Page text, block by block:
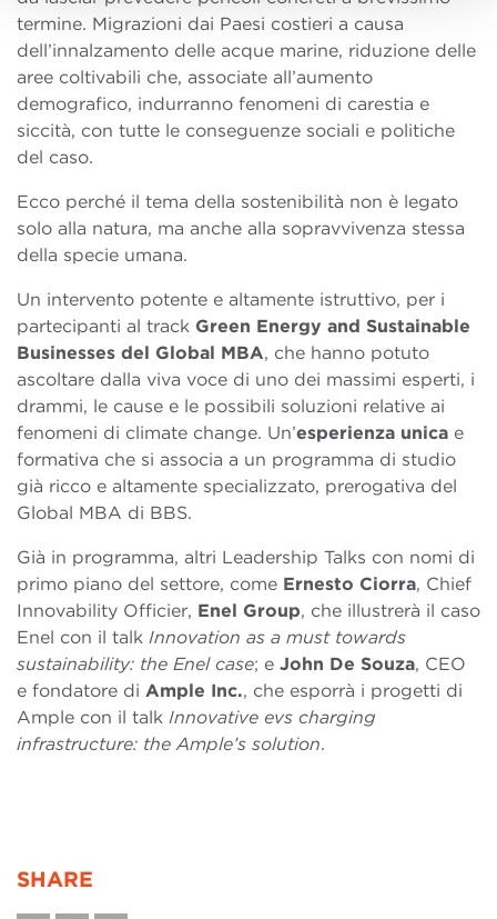
termine. Migrazioni dai Paesi costieri a causa
dell’innalzamento delle acque marine, riduzione delle
aree coltivabili che, associate all’aumento
demografico, indurranno fenomeni di carestia e
siccità, con tutte le conseguenze sociali e politiche
del caso.
Ecco perché il tema della sostenibilità non è legato
solo alla natura, ma anche alla sopravvivenza stessa
della specie umana.
Un intervento potente e altamente istruttivo, per i
partecipanti al track Green Energy and Sustainable
Businesses del Global MBA, che hanno potuto
ascoltare dalla viva voce di uno dei massimi esperti, i
drammi, le cause e le possibili soluzioni relative ai
fenomeni di climate change. Un’esperienza unica e
formativa che si associa a un programma di studio
già ricco e altamente specializzato, prerogativa del
Global MBA di BBS.
Già in programma, altri Leadership Talks con nomi di
primo piano del settore, come Ernesto Ciorra, Chief
Innovability Officier, Enel Group, che illustrerà il caso
Enel con il talk Innovation as a must towards
sustainability: the Enel case; e John De Souza, CEO
e fondatore di Ample Inc., che esporrà i progetti di
Ample con il talk Innovative evs charging
infrastructure: the Ample’s solution.
SHARE